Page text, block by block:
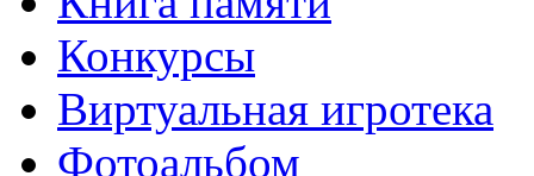
Конкурсы
Виртуальная игротека
Фотоальбом